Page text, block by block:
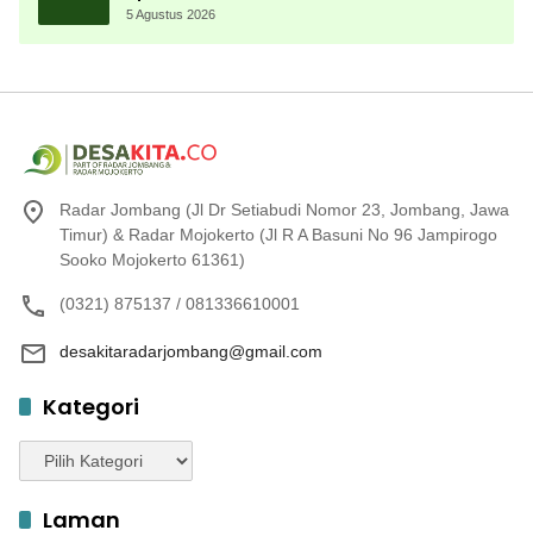
Kemerdekaan Terbesar di Peterongan
5 Agustus 2026
Radar Jombang (Jl Dr Setiabudi Nomor 23, Jombang, Jawa
Timur) & Radar Mojokerto (Jl R A Basuni No 96 Jampirogo
Sooko Mojokerto 61361)
(0321) 875137 / 081336610001
desakitaradarjombang@gmail.com
Kategori
Kategori
Laman